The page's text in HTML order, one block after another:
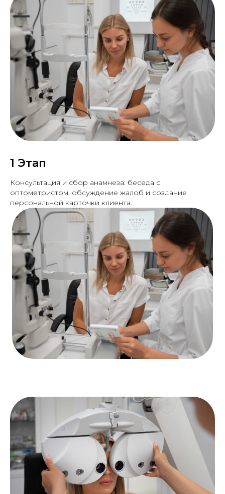
1 Этап
Консультация и сбор анамнеза: беседа с
оптометристом, обсуждение жалоб и создание
персональной карточки клиента.